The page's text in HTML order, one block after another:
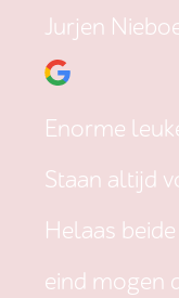
Jurjen
Enorme
Staan altijd
Helaas
eind mogen